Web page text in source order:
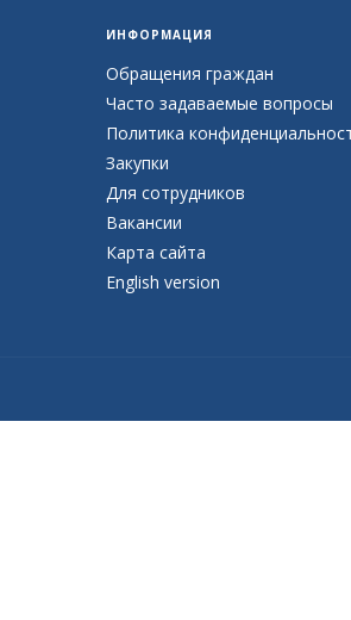
ИНФОРМАЦИЯ
Обращения граждан
Часто задаваемые вопросы
Политика
Закупки
Для сотрудников
Вакансии
Карта сайта
English version